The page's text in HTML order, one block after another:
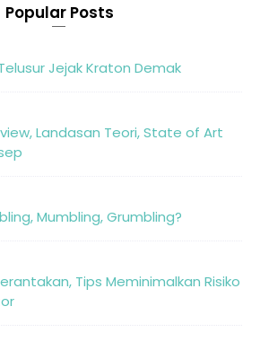
Popular Posts
Jejak Kraton Demak
Landasan Teori, State of Art
Mumbling, Grumbling?
Tips Meminimalkan Risiko